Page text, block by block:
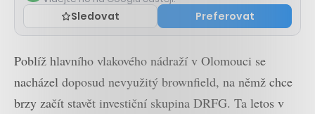
Sledovat Preferovat
Poblíž hlavního vlakového nádraží v Olomouci se
nacházel doposud nevyužitý brownfield, na němž chce
brzy začít stavět investiční skupina DRFG. Ta letos v